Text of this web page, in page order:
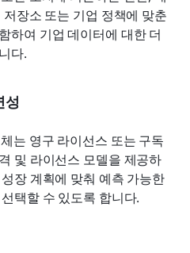
장소 또는 기업 정책에 맞춘
하여 기업 데이터에 대한 더
다.
성
는 영구 라이선스 또는 구독
및 라이선스 모델을 제공하
장 계획에 맞춰 예측 가능한
택할 수 있도록 합니다.